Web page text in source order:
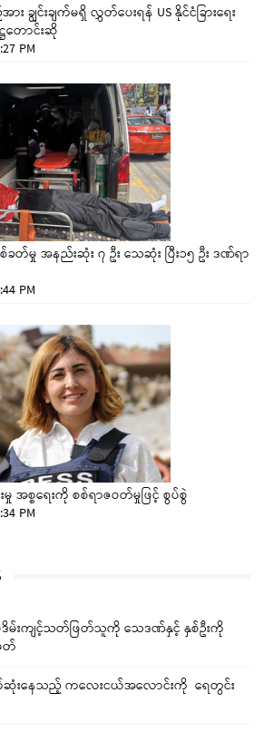
ချွင်းချက်မရှိ လွှတ်ပေးရန် US နိုင်ငံခြားရေး
တောင်းဆို
PM
ခတ်မှု အနည်းဆုံး ၇ ဦး သေဆုံး ပြီး၁၅ ဦး ဒဏ်ရာ
PM
စ္စရေးကို စစ်ရာဇဝတ်မှုဖြင့် စွပ်စွဲ
PM
ဒိမ်းကျင့်သတ်ဖြတ်သူကို သေဒဏ်နှင့် နှစ်ဦးကို
တ်
က်ဆုံးနေသည့် ကလေးငယ်အလောင်းကို ရေတွင်း